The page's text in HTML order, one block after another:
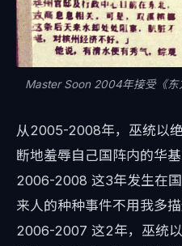
Master Soon 2004年接受《
从2005-2008年，巫统以
断地羞辱自己国阵内的华
2006-2008 这3年发生在
来人的种种事件不用我多
2006-2007 这2年，巫统